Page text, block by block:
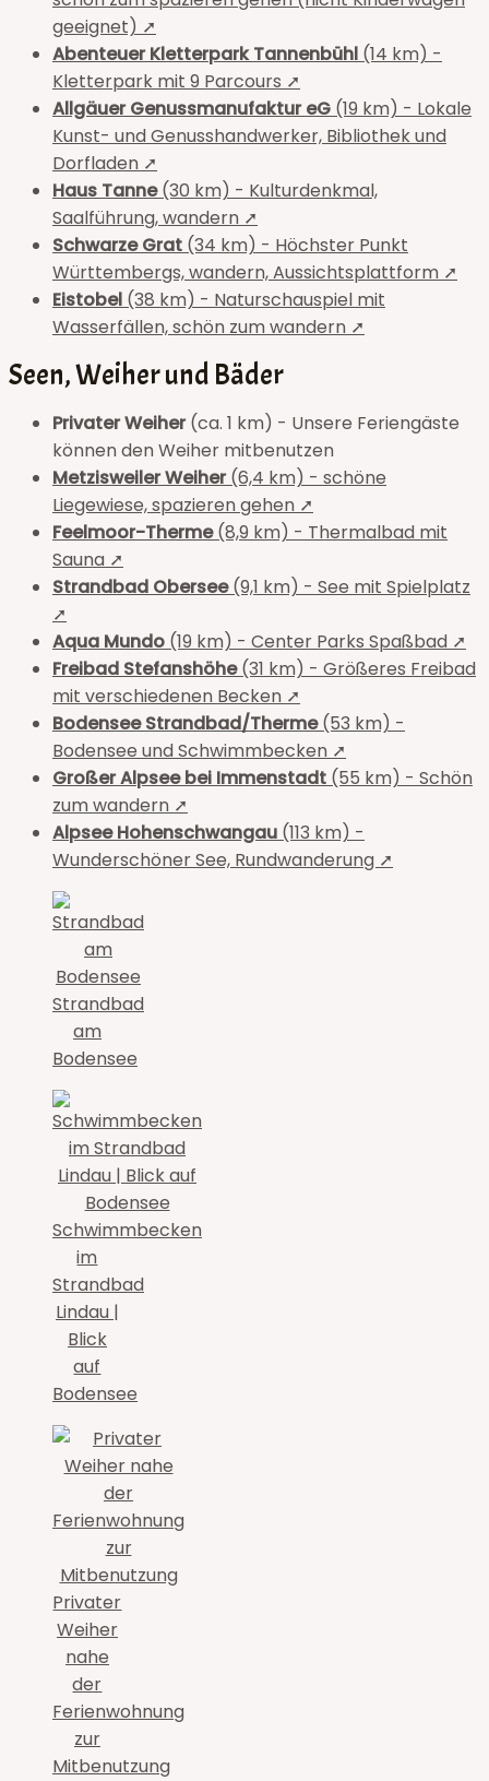
geeignet) ➚
Abenteuer Kletterpark Tannenbühl (14 km) -
Kletterpark mit 9 Parcours ➚
Allgäuer Genussmanufaktur eG (19 km) - Lokale
Kunst- und Genusshandwerker, Bibliothek und
Dorfladen ➚
Haus Tanne(30 km) - Kulturdenkmal,
Saalführung, wandern ➚
Schwarze Grat (34 km) - Höchster Punkt
Württembergs, wandern, Aussichtsplattform ➚
Eistobel (38 km) - Naturschauspiel mit
Wasserfällen, schön zum wandern ➚
Seen, Weiher und Bäder
Privater Weiher(ca. 1 km) - Unsere Feriengäste
können den Weiher mitbenutzen
Metzisweiler Weiher(6,4 km) - schöne
Liegewiese, spazieren gehen ➚
Feelmoor-Therme(8,9 km) - Thermalbad mit
Sauna ➚
Strandbad Obersee(9,1 km) - See mit Spielplatz
➚
Aqua Mundo (19 km) - Center Parks Spaßbad ➚
Freibad Stefanshöhe(31 km) - Größeres Freibad
mit verschiedenen Becken ➚
Bodensee Strandbad/Therme(53 km) -
Bodensee und Schwimmbecken ➚
Großer Alpsee bei Immenstadt (55 km) - Schön
zum wandern ➚
Alpsee Hohenschwangau (113 km) -
Wunderschöner See, Rundwanderung ➚
Strandbad
am
Bodensee
Schwimmbecken
im
Strandbad
Lindau |
Blick
auf
Bodensee
Privater
Weiher
nahe
der
Ferienwohnung
zur
Mitbenutzung